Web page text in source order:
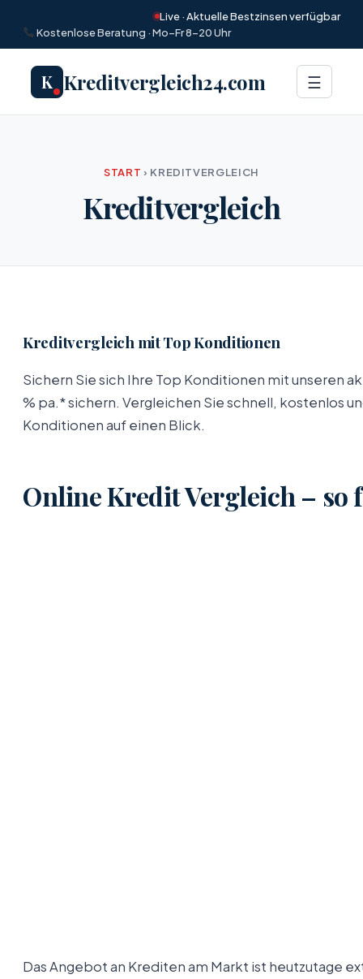
Live · Aktuelle Bestzinsen verfügbar
Kostenlose Beratung · Mo–Fr 8–20 Uhr
K Kreditvergleich24.com Menü
☰
START › KREDITVERGLEICH
Kreditvergleich
Kreditvergleich mit Top Konditionen
Sichern Sie sich Ihre Top Konditionen mit unseren
% pa.* sichern. Vergleichen Sie schnell, kostenlos
Konditionen auf einen Blick.
Online Kredit Vergleich – so
Das Angebot an Krediten am Markt ist heutzutage